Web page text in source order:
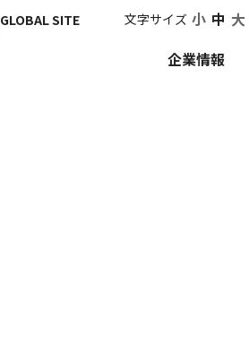
GLOBAL SITE 文字サイズ 小 中 大
企業情報